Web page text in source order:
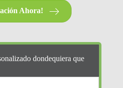
Ahora!
dondequiera que